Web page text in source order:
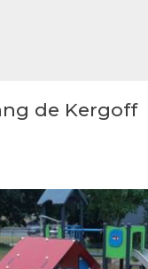
de Kergoff